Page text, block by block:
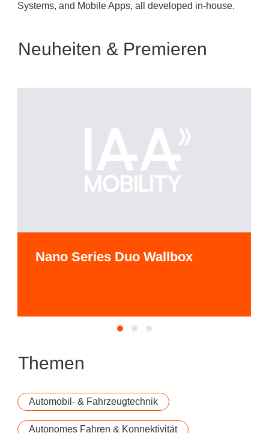
Systems, and Mobile Apps, all developed in-house.
Neuheiten & Premieren
Nano Series Duo Wallbox
Themen
Automobil- & Fahrzeugtechnik
Autonomes Fahren & Konnektivität